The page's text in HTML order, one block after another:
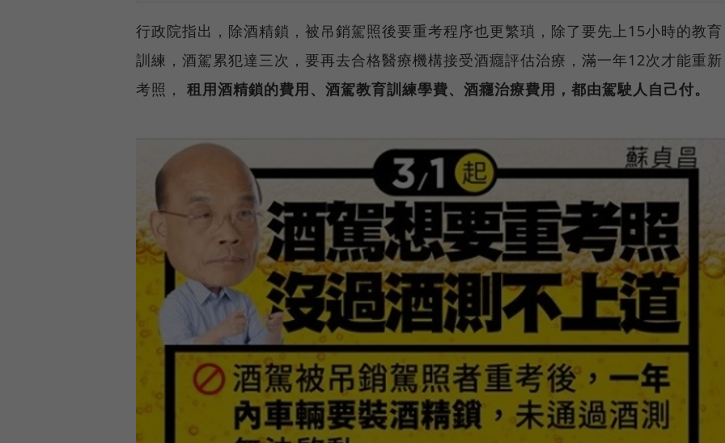
行政院指出，除酒精鎖，被吊銷駕照後要重考程序也更繁瑣，除了要先上15小時的教育
訓練，酒駕累犯達三次，要再去合格醫療機構接受酒癮評估治療，滿一年12次才能重新
考照， 租用酒精鎖的費用、酒駕教育訓練學費、酒癮治療費用，都由駕駛人自己付。